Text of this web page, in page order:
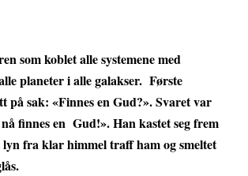
som koblet alle systemene med
planeter i alle galakser. Første
på sak: «Finnes en Gud?». Svaret var
finnes en Gud!». Han kastet seg frem
fra klar himmel traff ham og smeltet